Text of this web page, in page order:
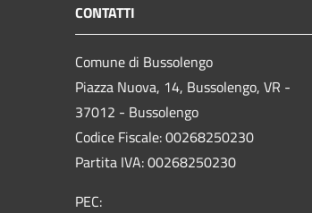
CONTATTI
Comune di Bussolengo
Piazza Nuova, 14, Bussolengo, VR -
37012 - Bussolengo
Codice Fiscale: 00268250230
Partita IVA: 00268250230
PEC: